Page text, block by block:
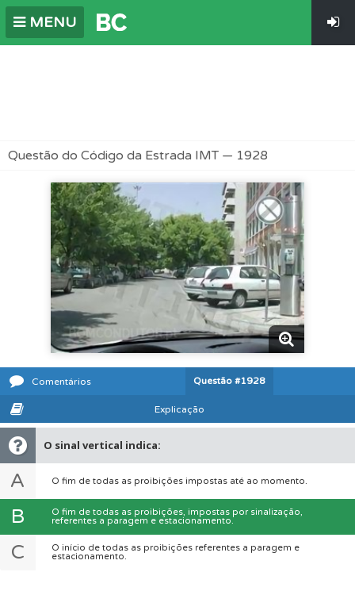
MENU
Questão do Código da Estrada IMT — 1928
Comentários Questão #1928
Explicação
O sinal vertical indica:
A O fim de todas as proibições impostas até ao momento.
B
O fim de todas as proibições, impostas por sinalização,
referentes a paragem e estacionamento.
C
O início de todas as proibições referentes a paragem e
estacionamento.